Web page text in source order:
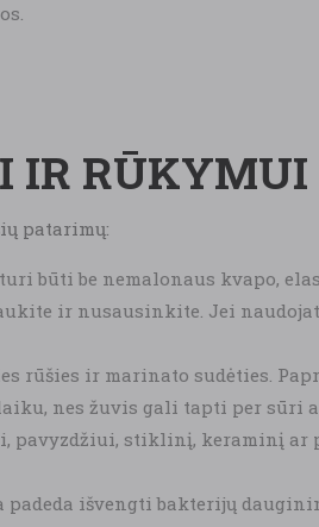
IR RŪKYMUI
patarimų:
būti be nemalonaus kvapo,
ir nusausinkite. Jei
rūšies ir marinato sudėties.
nes žuvis gali tapti per sūri
pavyzdžiui, stiklinį, keraminį
išvengti bakterijų